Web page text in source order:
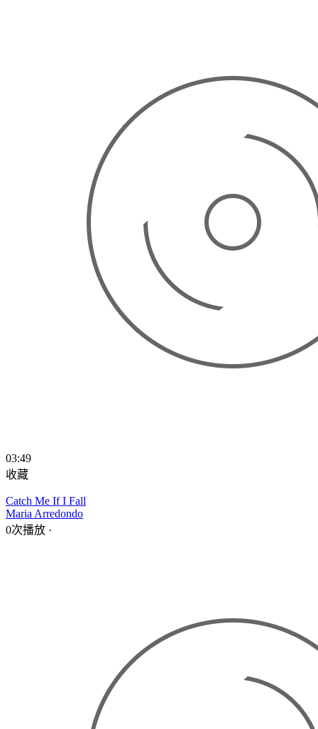
03:49
收藏
Catch Me If I Fall
Maria Arredondo
0次播放 ·